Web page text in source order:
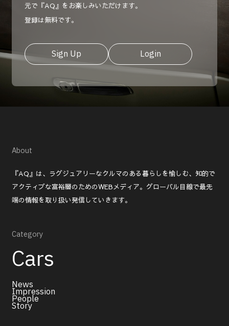
元で『AQ』をお楽しみいただけます。
登録は無料です。
Sign Up Login
About
『AQ』は、ラグジュアリーなクルマのある暮らしを愉しむ、知的で
アクティブな富裕層のためのWEBメディア。グローバル目線で最先
端の情報を取り扱い発信していきます。
Category
Cars
News
Impression
People
Story